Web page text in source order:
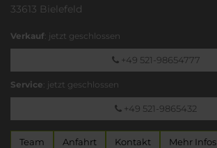
33613 Bielefeld
Verkauf: jetzt geschlossen
+49 521-98654777
Service: jetzt geschlossen
+49 521-9865432
Team Anfahrt Kontakt Mehr Infos